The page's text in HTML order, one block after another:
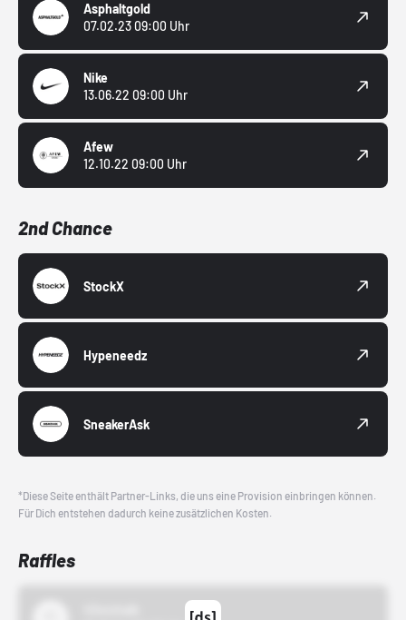
Asphaltgold
07.02.23 09:00 Uhr
Nike
13.06.22 09:00 Uhr
Afew
12.10.22 09:00 Uhr
2nd Chance
StockX
Hypeneedz
SneakerAsk
*Diese Seite enthält Partner-Links, die uns eine Provision einbringen können.
Für Dich entstehen dadurch keine zusätzlichen Kosten.
Raffles